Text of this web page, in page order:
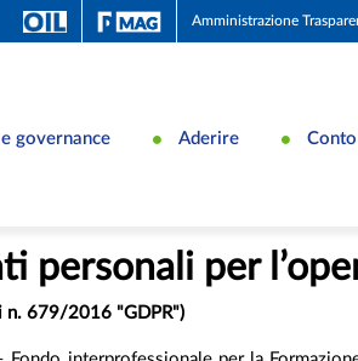
Amministrazione
governance Aderire
personali per
n. 679/2016 "GDPR")